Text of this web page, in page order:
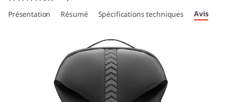
Présentation Résumé Spécifications techniques Avis